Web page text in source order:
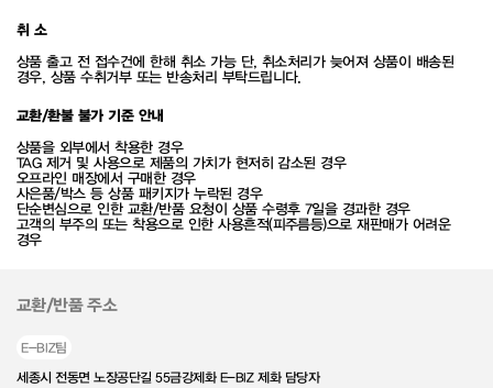
취 소
상품 출고 전 접수건에 한해 취소 가능 단, 취소처리가 늦어져 상품이 배송된
경우, 상품 수취거부 또는 반송처리 부탁드립니다.
교환/환불 불가 기준 안내
상품을 외부에서 착용한 경우
TAG 제거 및 사용으로 제품의 가치가 현저히 감소된 경우
오프라인 매장에서 구매한 경우
사은품/박스 등 상품 패키지가 누락된 경우
단순변심으로 인한 교환/반품 요청이 상품 수령후 7일을 경과한 경우
고객의 부주의 또는 착용으로 인한 사용흔적(피주름등)으로 재판매가 어려운
경우
교환/반품 주소
E-BIZ팀
세종시 전동면 노장공단길 55금강제화 E-BIZ 제화 담당자